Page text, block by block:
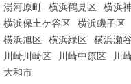
湯河原町 横浜鶴見区 横浜
横浜保土ケ谷区
横浜磯子区
横浜旭区
横浜緑区 横浜瀬
川崎川崎区
川崎中原区 川
大和市